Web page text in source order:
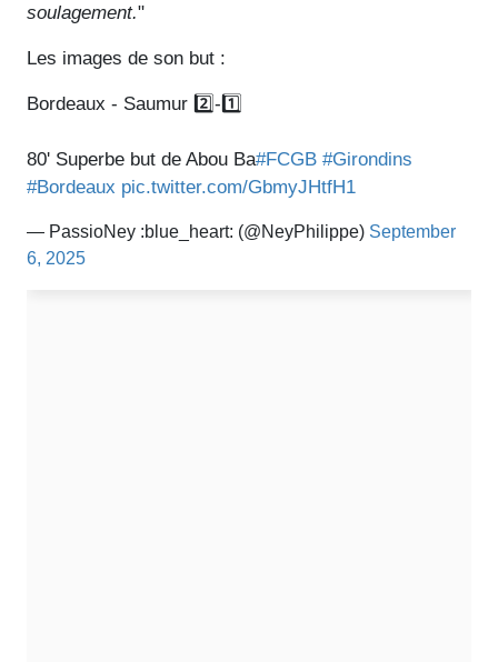
soulagement."
Les images de son but :
Bordeaux - Saumur 2️⃣-1️⃣
80' Superbe but de Abou Ba#FCGB #Girondins
#Bordeaux pic.twitter.com/GbmyJHtfH1
— PassioNey :blue_heart: (@NeyPhilippe) September
6, 2025